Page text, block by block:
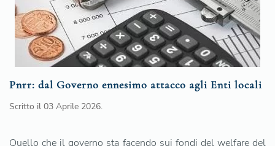
Pnrr: dal Governo ennesimo attacco agli Enti locali
Scritto il 03 Aprile 2026.
Quello che il governo sta facendo sui fondi del welfare del